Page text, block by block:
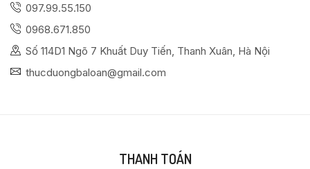
097.99.55.150
0968.671.850
Số 114D1 Ngõ 7 Khuất Duy Tiến, Thanh Xuân, Hà Nội
thucduongbaloan@gmail.com
THANH TOÁN